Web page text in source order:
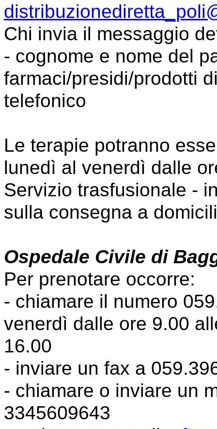
Chi invia il messaggio
- cognome e nome del
farmaci/presidi/prodotti
telefonico
Le terapie potranno
lunedì al venerdì dalle
Servizio trasfusionale -
sulla consegna a
Ospedale Civile di
Per prenotare occorre:
- chiamare il numero
venerdì dalle ore 9.00
16.00
- inviare un fax a
- chiamare o inviare un
3345609643